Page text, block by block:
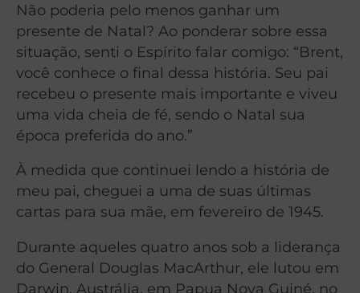
Não poderia pelo menos ganhar um
presente de Natal? Ao ponderar sobre essa
situação, senti o Espírito falar comigo: “Brent,
você conhece o final dessa história. Seu pai
recebeu o presente mais importante e viveu
uma vida cheia de fé, sendo o Natal sua
época preferida do ano.”
À medida que continuei lendo a história de
meu pai, cheguei a uma de suas últimas
cartas para sua mãe, em fevereiro de 1945.
Durante aqueles quatro anos sob a liderança
do General Douglas MacArthur, ele lutou em
Darwin, Austrália, em Papua Nova Guiné, no